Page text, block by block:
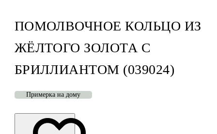
ПОМОЛВОЧНОЕ КОЛЬЦО ИЗ
ЖЁЛТОГО ЗОЛОТА С
БРИЛЛИАНТОМ (039024)
Примерка на дому